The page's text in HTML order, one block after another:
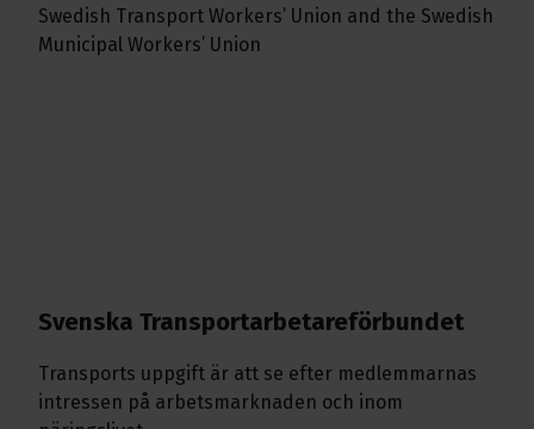
Swedish Transport Workers’ Union and the Swedish
Municipal Workers’ Union
Svenska Transport­arbetare­förbundet
Transports uppgift är att se efter medlemmarnas
intressen på arbetsmarknaden och inom